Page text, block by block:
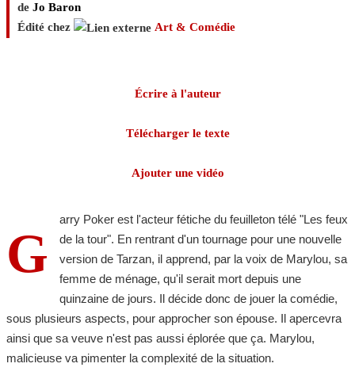
de Jo Baron
Édité chez
Art & Comédie
Écrire à l'auteur
Télécharger le texte
Ajouter une vidéo
G
arry Poker est l'acteur fétiche du feuilleton télé "Les feux
de la tour". En rentrant d'un tournage pour une nouvelle
version de Tarzan, il apprend, par la voix de Marylou, sa
femme de ménage, qu'il serait mort depuis une
quinzaine de jours. Il décide donc de jouer la comédie,
sous plusieurs aspects, pour approcher son épouse. Il apercevra
ainsi que sa veuve n'est pas aussi éplorée que ça. Marylou,
malicieuse va pimenter la complexité de la situation.